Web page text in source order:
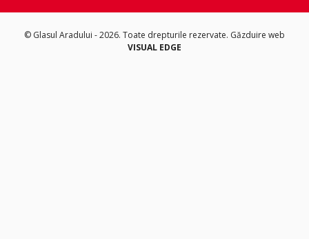
© Glasul Aradului - 2026. Toate drepturile rezervate. Găzduire web
VISUAL EDGE